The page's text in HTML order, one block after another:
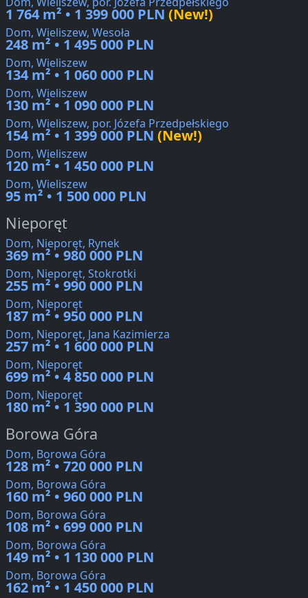
1 764 m² • 1 399 000 PLN (New!)
Dom, Wieliszew, Wesoła
248 m² • 1 495 000 PLN
Dom, Wieliszew
134 m² • 1 060 000 PLN
Dom, Wieliszew
130 m² • 1 090 000 PLN
Dom, Wieliszew, por. Józefa Przedpełskiego
154 m² • 1 399 000 PLN (New!)
Dom, Wieliszew
120 m² • 1 450 000 PLN
Dom, Wieliszew
95 m² • 1 500 000 PLN
Nieporęt
Dom, Nieporęt, Rynek
369 m² • 980 000 PLN
Dom, Nieporęt, Stokrotki
255 m² • 990 000 PLN
Dom, Nieporęt
187 m² • 950 000 PLN
Dom, Nieporęt, Jana Kazimierza
257 m² • 1 600 000 PLN
Dom, Nieporęt
699 m² • 4 850 000 PLN
Dom, Nieporęt
180 m² • 1 390 000 PLN
Borowa Góra
Dom, Borowa Góra
128 m² • 720 000 PLN
Dom, Borowa Góra
160 m² • 960 000 PLN
Dom, Borowa Góra
108 m² • 699 000 PLN
Dom, Borowa Góra
149 m² • 1 130 000 PLN
Dom, Borowa Góra
162 m² • 1 450 000 PLN